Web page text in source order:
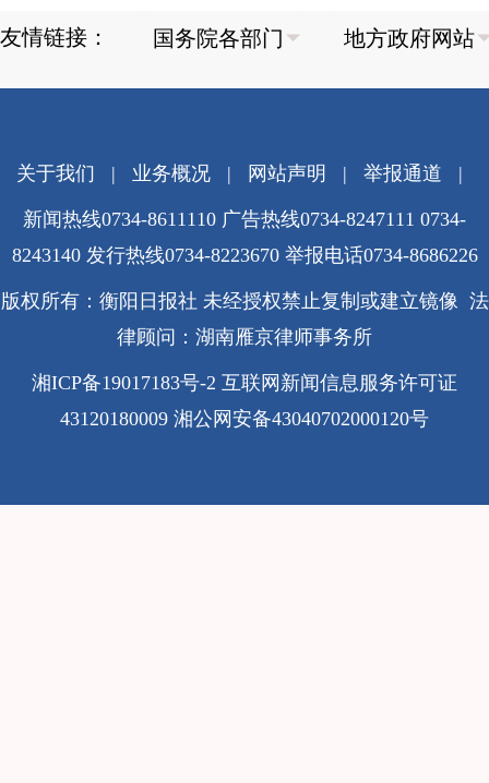
友情链接：
关于我们 | 业务概况| 网站声明 | 举报通道 |
新闻热线0734-8611110 广告热线0734-8247111 0734-
8243140 发行热线0734-8223670 举报电话0734-8686226
版权所有：衡阳日报社 未经授权禁止复制或建立镜像 法
律顾问：湖南雁京律师事务所
湘ICP备19017183号-2 互联网新闻信息服务许可证
43120180009 湘公网安备43040702000120号